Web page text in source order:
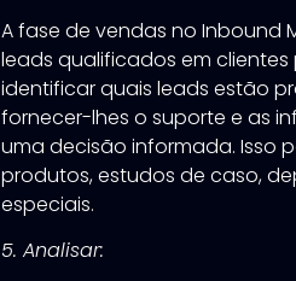
A fase de vendas no Inbound
leads qualificados em
identificar quais leads estão
fornecer-lhes o suporte e as
uma decisão informada. Isso
produtos, estudos de caso,
especiais.
5. Analisar: